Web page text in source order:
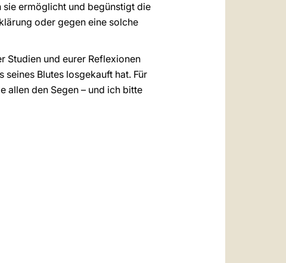
sie ermöglicht und begünstigt die
oder gegen eine solche
Studien und eurer Reflexionen
seines Blutes losgekauft hat. Für
allen den Segen – und ich bitte